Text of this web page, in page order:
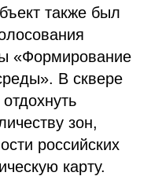
также был
«Формирование
В сквере
зон,
российских
карту.